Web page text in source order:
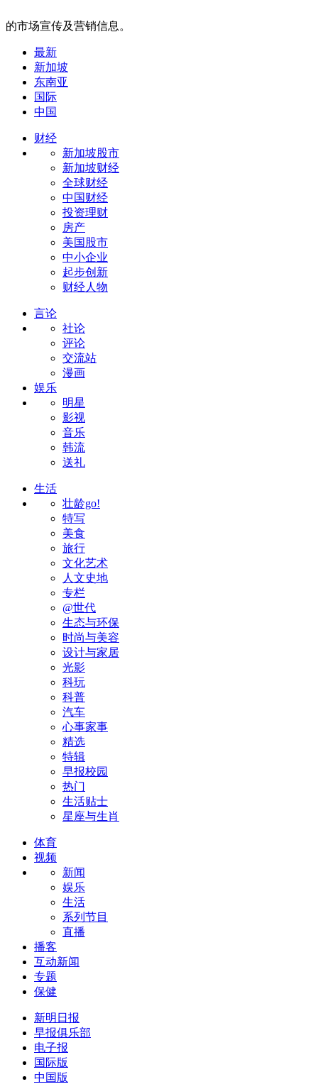
的市场宣传及营销信息。
最新
新加坡
东南亚
国际
中国
财经
新加坡股市
新加坡财经
全球财经
中国财经
投资理财
房产
美国股市
中小企业
起步创新
财经人物
言论
社论
评论
交流站
漫画
娱乐
明星
影视
音乐
韩流
送礼
生活
壮龄go!
特写
美食
旅行
文化艺术
人文史地
专栏
@世代
生态与环保
时尚与美容
设计与家居
光影
科玩
科普
汽车
心事家事
精选
特辑
早报校园
热门
生活贴士
星座与生肖
体育
视频
新闻
娱乐
生活
系列节目
直播
播客
互动新闻
专题
保健
新明日报
早报俱乐部
电子报
国际版
中国版